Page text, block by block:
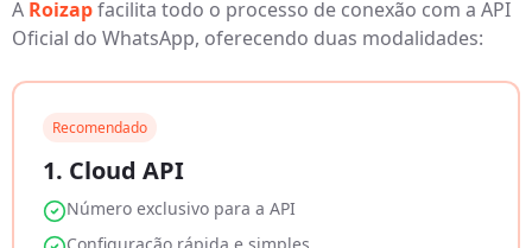
A Roizapfacilita todo o processo de conexão com a API
Oficial do WhatsApp, oferecendo duas modalidades:
Recomendado
1. Cloud API
Número exclusivo para a API